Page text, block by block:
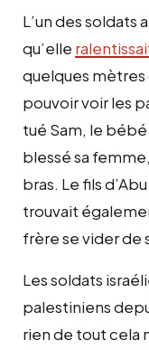
L’un des soldats
qu’elle
quelques mètres
pouvoir voir les
tué Sam, le
blessé sa
bras. Le fils
trouvait
frère se vider de
Les soldats
palestiniens
rien de tout cela